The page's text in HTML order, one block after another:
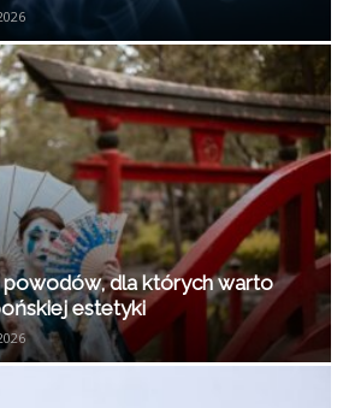
dla których warto
estetyki